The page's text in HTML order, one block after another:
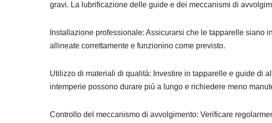
gravi. La lubrificazione delle guide e dei meccanismi di
Installazione professionale: Assicurarsi che le tapparelle siano
allineate correttamente e funzionino come previsto.
Utilizzo di materiali di qualità: Investire in tapparelle e guide di
intemperie possono durare più a lungo e richiedere meno
Controllo del meccanismo di avvolgimento: Verificare